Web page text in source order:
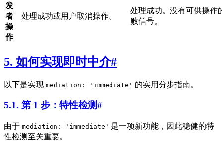
发
者
操
作
处理成功或用户取消操作。
处理成功。没有可供操作
败信号。
5. 如何实现即时中介#
以下是实现 mediation: 'immediate' 的实用分步指南。
5.1. 第 1 步：特性检测#
由于 mediation: 'immediate' 是一项新功能，因此稳健的特
性检测至关重要。